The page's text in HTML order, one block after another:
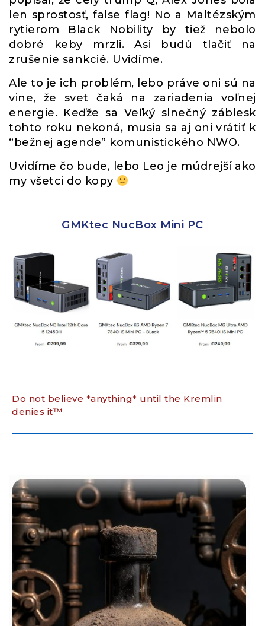
len sprostosť, false flag! No a Maltézským
rytierom Black Nobility by tiež nebolo
dobré keby mrzli. Asi budú tlačiť na
zrušenie sankcié. Uvidíme.
Ale to je ich problém, lebo práve oni sú na
vine, že svet čaká na zariadenia voľnej
energie. Keďže sa Veľký slnečný záblesk
tohto roku nekoná, musia sa aj oni vrátiť k
“bežnej agende” komunistického NWO.
Uvidíme čo bude, lebo Leo je múdrejší ako
my všetci do kopy
GMKtec NucBox Mini PC
Do not believe *anything* until the Kremlin
denies it™